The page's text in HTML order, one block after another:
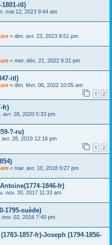
itl)
mai 12, 2023 9:44 am
« dim. avr. 23, 2023 8:51 pm
« mer. déc. 21, 2022 9:31 pm
itl)
« dim. févr. 06, 2022 10:05 am
1 2
fr)
avr. 28, 2020 5:33 pm
?-ru)
avr. 28, 2019 12:16 pm
1 2
« mar. avr. 10, 2018 9:27 pm
1846-fr)
nov. 30, 2017 11:33 am
1795-suède)
nov. 02, 2016 7:40 pm
1857-fr)-Joseph (1794-1856-